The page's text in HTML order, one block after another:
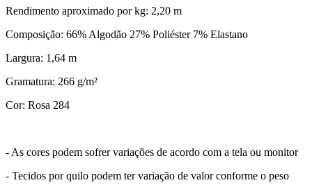
Rendimento aproximado por kg: 2,20 m
Composição: 66% Algodão 27% Poliéster 7% Elastano
Largura: 1,64 m
Gramatura: 266 g/m²
Cor: Rosa 284
- As cores podem sofrer variações de acordo com a tela ou monitor
- Tecidos por quilo podem ter variação de valor conforme o peso